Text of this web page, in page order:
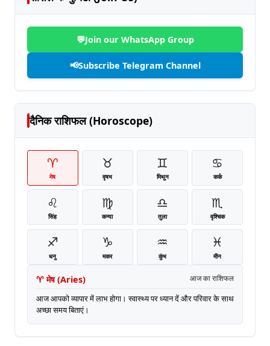
💬Join our WhatsApp Group
📢Subscribe Telegram Channel
दैनिक राशिफल (Horoscope)
♈
मेष
♉
वृषभ
♊
मिथुन
♋
कर्क
♌
सिंह
♍
कन्या
♎
तुला
♏
वृश्चिक
♐
धनु
♑
मकर
♒
कुंभ
♓
मीन
♈ मेष(Aries) आज का राशिफल
आज आपको व्यापार में लाभ होगा। स्वास्थ्य पर ध्यान दें और परिवार के साथ
अच्छा समय बिताएं।